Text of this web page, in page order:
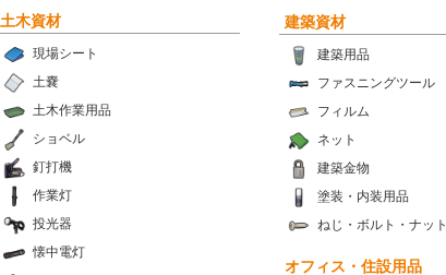
土木資材
現場シート
土嚢
土木作業用品
ショベル
釘打機
作業灯
投光器
懐中電灯
建築資材
建築用品
ファスニングツール
フィルム
ネット
建築金物
塗装・内装用品
ねじ・ボルト・ナット
オフィス・住設用品